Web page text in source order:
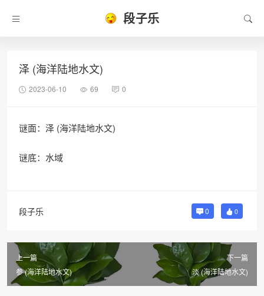
段子乐
泽 (海洋陆地水文)
2023-06-10 69 0
谜面：泽 (海洋陆地水文)
谜底：水域
段子乐 0 0
上一篇
参 (海洋陆地水文)
下一篇
淡 (海洋陆地水文)